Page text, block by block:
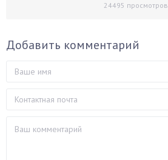
24495 просмотров
Добавить комментарий